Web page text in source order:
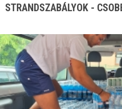
STRANDSZABÁLYOK -